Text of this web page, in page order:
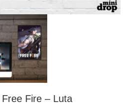
Fire – Luta